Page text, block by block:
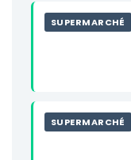
SUPERMARCHÉ
SUPERMARCHÉ